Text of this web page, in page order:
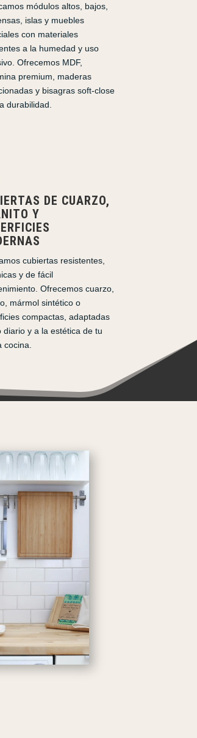
módulos altos, bajos,
islas y muebles
con materiales
a la humedad y uso
Ofrecemos MDF,
premium, maderas
y bisagras soft-close
durabilidad.
DE CUARZO,
Y
cubiertas resistentes,
y de fácil
Ofrecemos cuarzo,
mármol sintético o
compactas, adaptadas
diario y a la estética de tu
cocina.